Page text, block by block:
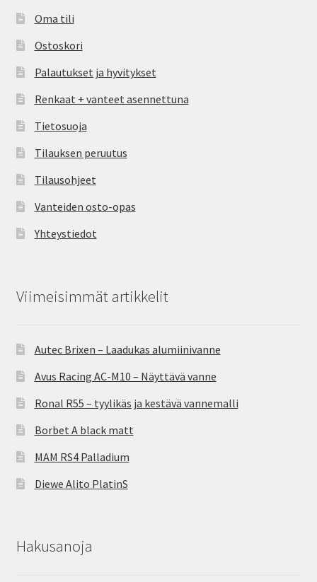
Oma tili
Ostoskori
Palautukset ja hyvitykset
Renkaat + vanteet asennettuna
Tietosuoja
Tilauksen peruutus
Tilausohjeet
Vanteiden osto-opas
Yhteystiedot
Viimeisimmät artikkelit
Autec Brixen – Laadukas alumiinivanne
Avus Racing AC-M10 – Näyttävä vanne
Ronal R55 – tyylikäs ja kestävä vannemalli
Borbet A black matt
MAM RS4 Palladium
Diewe Alito PlatinS
Hakusanoja